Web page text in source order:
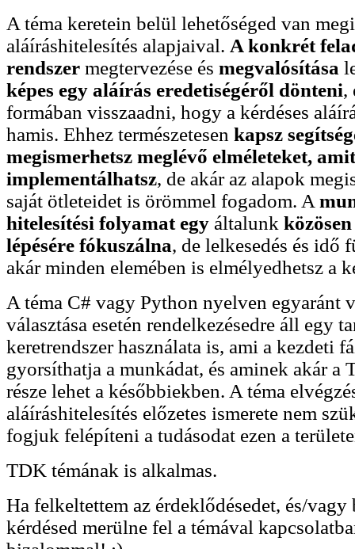
A téma keretein belül lehetőséged van
aláíráshitelesítés alapjaival. A konkrét
rendszer megtervezése és megvalósítása
képes egy aláírás eredetiségéről dönteni,
formában visszaadni, hogy a kérdéses
hamis. Ehhez természetesen kapsz
megismerhetsz meglévő elméleteket, amit
implementálhatsz, de akár az alapok
saját ötleteidet is örömmel fogadom. A
hitelesítési folyamat egy általunk közösen
lépésére fókuszálna, de lelkesedés és idő
akár minden elemében is elmélyedhetsz a
A téma C# vagy Python nyelven egyaránt
választása esetén rendelkezésedre áll egy
keretrendszer használata is, ami a kezdeti
gyorsíthatja a munkádat, és aminek akár a
része lehet a későbbiekben. A téma
aláíráshitelesítés előzetes ismerete nem
fogjuk felépíteni a tudásodat ezen a
TDK témának is alkalmas.
Ha felkeltettem az érdeklődésedet, és/
kérdésed merülne fel a témával